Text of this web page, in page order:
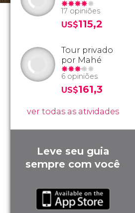
17 opiniões
US$115,2
Tour privado
por Mahé
6 opiniões
US$161,3
ver todas as atividades
Leve seu guia
sempre com você